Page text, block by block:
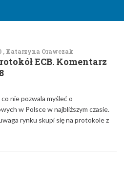
, Katarzyna Orawczak
ECB. Komentarz
nie pozwala myśleć o
w Polsce w najbliższym czasie.
rynku skupi się na protokole z